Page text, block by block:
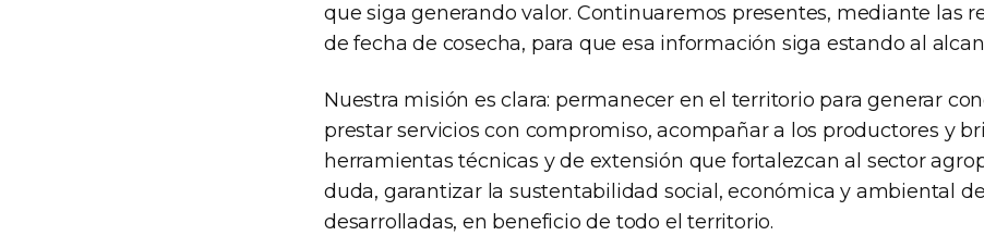
que siga generando valor. Continuaremos presentes, mediante las
de fecha de cosecha, para que esa información siga estando al
Nuestra misión es clara: permanecer en el territorio para generar
prestar servicios con compromiso, acompañar a los productores y
herramientas técnicas y de extensión que fortalezcan al sector
duda, garantizar la sustentabilidad social, económica y ambiental
desarrolladas, en beneficio de todo el territorio.